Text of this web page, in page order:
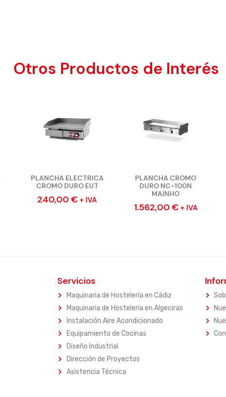
Otros Productos de Interés
PLANCHA ELECTRICA
CROMO DURO EUT
240,00€ + IVA
PLANCHA CROMO
DURO NC-100N
MAINHO
1.562,00 € + IVA
Servicios
Maquinaria de Hostelería en Cádiz
Maquinaria de Hostelería en Algeciras
Instalación Aire Acondicionado
Equipamiento de Cocinas
Diseño Industrial
Dirección de Proyectos
Asistencia Técnica